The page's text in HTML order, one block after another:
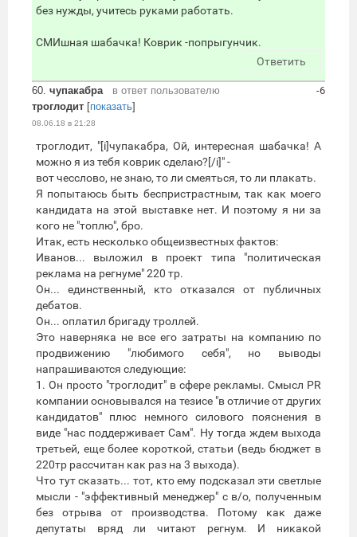
без нужды, учитесь руками работать.
СМИшная шабачка! Коврик -попрыгунчик.
Ответить
60. чупакабра
в ответ пользователю
троглодит [показать]
08.06.18 в 21:28
-6
троглодит, "[i]чупакабра, Ой, интересная шабачка! А
можно я из тебя коврик сделаю?[/i]" -
вот чесслово, не знаю, то ли смеяться, то ли плакать.
Я попытаюсь быть беспристрастным, так как моего
кандидата на этой выставке нет. И поэтому я ни за
кого не "топлю", бро.
Итак, есть несколько общеизвестных фактов:
Иванов... выложил в проект типа "политическая
реклама на регнуме" 220 тр.
Он... единственный, кто отказался от публичных
дебатов.
Он... оплатил бригаду троллей.
Это наверняка не все его затраты на компанию по
продвижению "любимого себя", но выводы
напрашиваются следующие:
1. Он просто "троглодит" в сфере рекламы. Смысл PR
компании основывался на тезисе "в отличие от других
кандидатов" плюс немного силового пояснения в
виде "нас поддерживает Сам". Ну тогда ждем выхода
третьей, еще более короткой, статьи (ведь бюджет в
220тр рассчитан как раз на 3 выхода).
Что тут сказать... тот, кто ему подсказал эти светлые
мысли - "эффективный менеджер" с в/о, полученным
без отрыва от производства. Потому как даже
депутаты вряд ли читают регнум. И никакой